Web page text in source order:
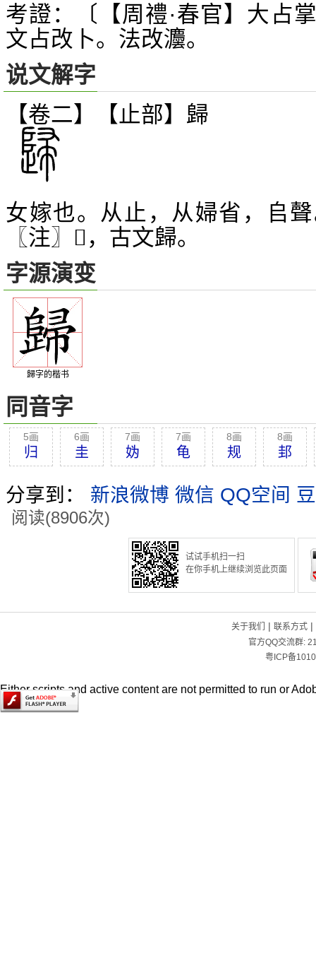
考證：〔【周禮·春官】大占
文占改卜。法改灋。
说文解字
【卷二】【止部】 歸
女嫁也。从止，从婦省， 𠂤
〖注〗 𤾤 ，古文歸。
字源演变
歸字的楷书
同音字
5画
归
6画
圭
7画
妫
7画
龟
8画
规
8画
邽
分享到： 新浪微博 微信 QQ空间
阅读(8906次)
试试手机扫一扫
在你手机上继续浏览此页面
关于我们 | 联系方式|
官方QQ交流群:
粤ICP备
Either scripts and active content are not permitted to run or